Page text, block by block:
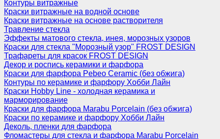
Контуры витражные
Краски витражные на водной основе
Краски витражные на основе растворителя
Травление стекла
Эффекты матового стекла, инея, морозных узоров
Краски для стекла "Морозный узор" FROST DESIGN
Трафареты для красок FROST DESIGN
Декор и роспись керамики и фарфора
Краски для фарфора Pebeo Ceramic (без обжига)
Контуры по керамике и фарфору Хобби Лайн
Краски Hobby Line - холодная керамика и
марморирование
Краски для фарфора Marabu Porcelain (без обжига)
Краски по керамике и фарфору Хобби Лайн
Деколь, пленки для фарфора
Фломастеры для стекла и фарфора Marabu Porcelain